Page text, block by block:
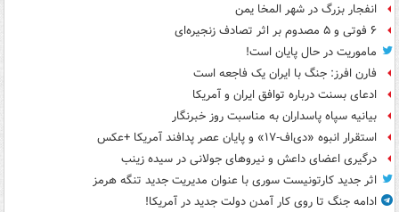
انفجار بزرگ در شهر المخا یمن
۶ فوتی و ۵ مصدوم بر اثر تصادف زنجیره‌ای
ماموریت در حال پایان است!
فارن افرز: جنگ با ایران یک فاجعه است
ادعای بسنت درباره توافق ایران و آمریکا
بیانیه سپاه پاسداران به مناسبت روز خبرنگار
استقرار انبوه «دی‌اف‑۱۷» و پایان عصر پدافند آمریکا +عکس
درگیری اعضای داعش و نیروهای جولانی در سیده زینب
اثر جدید کارتونیست سوری با عنوان مدیریت جدید تنگه هرمز
ادامه جنگ تا روی کار آمدن دولت جدید در آمریکا!